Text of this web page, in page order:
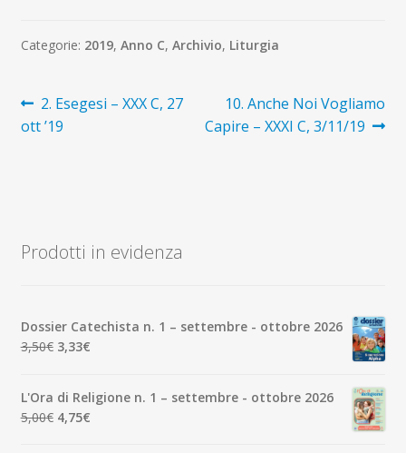
Categorie: 2019, Anno C, Archivio, Liturgia
Navigazione
articoli
Articolo
precedente:
2. Esegesi – XXX C, 27
ott ’19
Articolo
successivo:
10. Anche Noi Vogliamo
Capire – XXXI C, 3/11/19
Prodotti in evidenza
Dossier Catechista n. 1 – settembre - ottobre 2026
3,50€ Il
era:
3,50€.
3,33€Il
è:
3,33€.
L'Ora di Religione n. 1 – settembre - ottobre 2026
5,00€ Il
4,75€Il